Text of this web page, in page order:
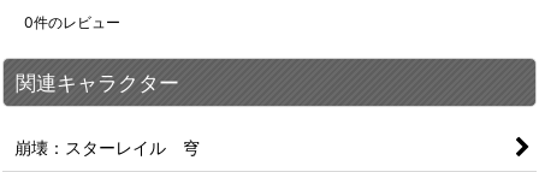
0件のレビュー
関連キャラクター
崩壊：スターレイル 穹